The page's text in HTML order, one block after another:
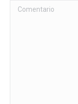
Comentario